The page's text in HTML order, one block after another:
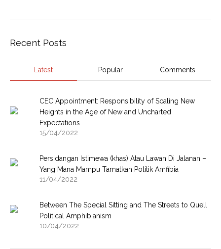
Recent Posts
Latest Popular Comments
CEC Appointment: Responsibility of Scaling New
Heights in the Age of New and Uncharted
Expectations
15/04/2022
Persidangan Istimewa (khas) Atau Lawan Di Jalanan –
Yang Mana Mampu Tamatkan Politik Amfibia
11/04/2022
Between The Special Sitting and The Streets to Quell
Political Amphibianism
10/04/2022